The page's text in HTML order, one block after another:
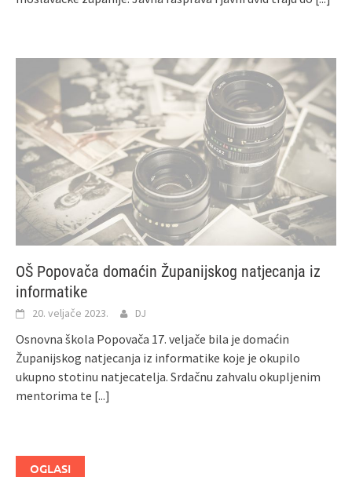
OŠ Popovača domaćin Županijskog natjecanja iz
informatike
20. veljače 2023. DJ
Osnovna škola Popovača 17. veljače bila je domaćin
Županijskog natjecanja iz informatike koje je okupilo
ukupno stotinu natjecatelja. Srdačnu zahvalu okupljenim
mentorima te [...]
OGLASI